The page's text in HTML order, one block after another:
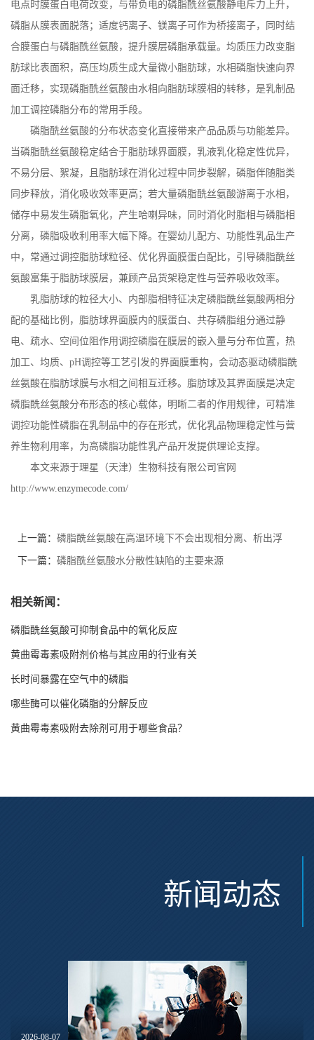
电点时膜蛋白电荷改变，与带负电的磷脂酰丝氨酸静电斥力上升，
磷脂从膜表面脱落；适度钙离子、镁离子可作为桥接离子，同时结
合膜蛋白与磷脂酰丝氨酸，提升膜层磷脂承载量。均质压力改变脂
肪球比表面积，高压均质生成大量微小脂肪球，水相磷脂快速向界
面迁移，实现磷脂酰丝氨酸由水相向脂肪球膜相的转移，是乳制品
加工调控磷脂分布的常用手段。
磷脂酰丝氨酸的分布状态变化直接带来产品品质与功能差异。
当磷脂酰丝氨酸稳定结合于脂肪球界面膜，乳液乳化稳定性优异，
不易分层、絮凝，且脂肪球在消化过程中同步裂解，磷脂伴随脂类
同步释放，消化吸收效率更高；若大量磷脂酰丝氨酸游离于水相，
储存中易发生磷脂氧化，产生哈喇异味，同时消化时脂相与磷脂相
分离，磷脂吸收利用率大幅下降。在婴幼儿配方、功能性乳品生产
中，常通过调控脂肪球粒径、优化界面膜蛋白配比，引导磷脂酰丝
氨酸富集于脂肪球膜层，兼顾产品货架稳定性与营养吸收效率。
乳脂肪球的粒径大小、内部脂相特征决定磷脂酰丝氨酸两相分
配的基础比例，脂肪球界面膜内的膜蛋白、共存磷脂组分通过静
电、疏水、空间位阻作用调控磷脂在膜层的嵌入量与分布位置，热
加工、均质、 pH调控等工艺引发的界面膜重构，会动态驱动磷脂酰
丝氨酸在脂肪球膜与水相之间相互迁移。脂肪球及其界面膜是决定
磷脂酰丝氨酸分布形态的核心载体，明晰二者的作用规律，可精准
调控功能性磷脂在乳制品中的存在形式，优化乳品物理稳定性与营
养生物利用率，为高磷脂功能性乳产品开发提供理论支撑。
本文来源于理星（天津）生物科技有限公司官网
http://www.enzymecode.com/
上一篇： 磷脂酰丝氨酸在高温环境下不会出现相分离、析出浮
渣、蛋白絮凝等不相容问题
下一篇： 磷脂酰丝氨酸水分散性缺陷的主要来源
相关新闻：
磷脂酰丝氨酸可抑制食品中的氧化反应
黄曲霉毒素吸附剂价格与其应用的行业有关
长时间暴露在空气中的磷脂
哪些酶可以催化磷脂的分解反应
黄曲霉毒素吸附去除剂可用于哪些食品？
新闻动态
2026-08-07